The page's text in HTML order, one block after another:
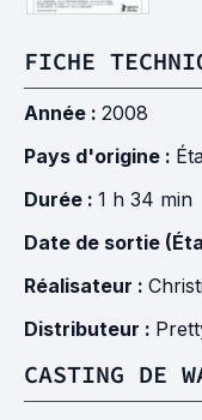
FICHE
Année : 2008
Pays d'origine :
Durée : 1 h 34 min
Date de sortie
Réalisateur :
Distributeur :
CASTING DE